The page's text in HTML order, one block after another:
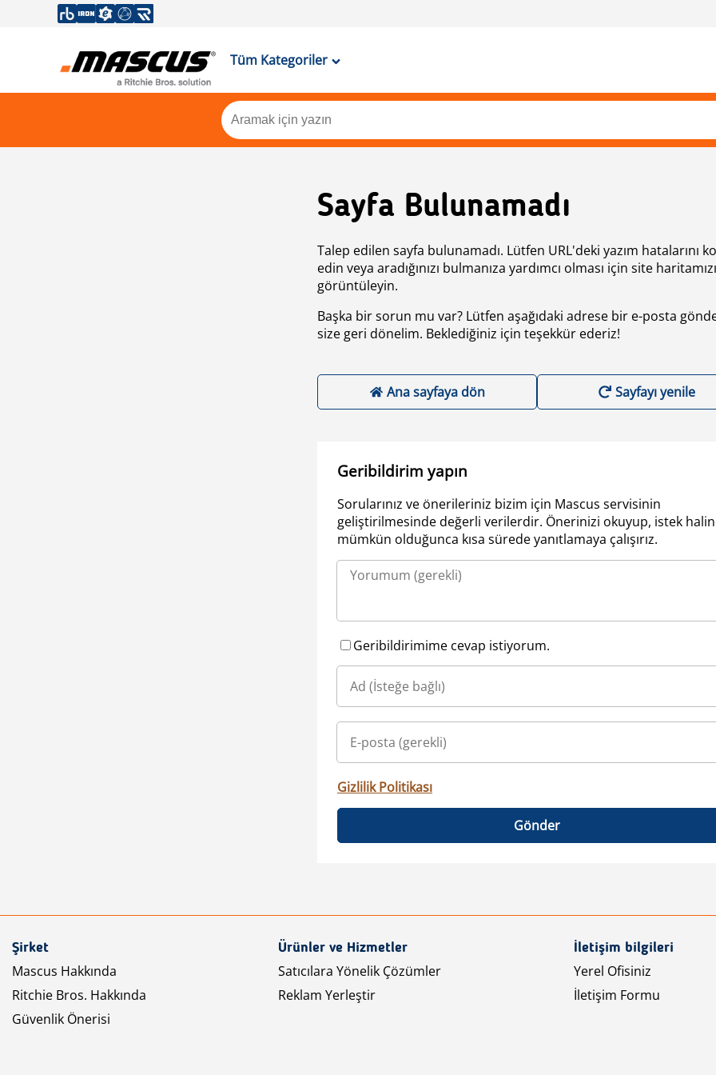
Tüm Kategoriler
Sayfa Bulunamadı
Talep edilen sayfa bulunamadı. Lütfen URL'deki yazım hatalarını
edin veya aradığınızı bulmanıza yardımcı olması için site haritamızı
görüntüleyin.
Başka bir sorun mu var? Lütfen aşağıdaki adrese bir e-posta
size geri dönelim. Beklediğiniz için teşekkür ederiz!
Ana sayfaya dön Sayfayı yenile
Geribildirim yapın
Sorularınız ve önerileriniz bizim için Mascus servisinin
geliştirilmesinde değerli verilerdir. Önerinizi okuyup, istek
mümkün olduğunca kısa sürede yanıtlamaya çalışırız.
Geribildirimime cevap istiyorum.
Gizlilik Politikası
Gönder
Şirket
Mascus Hakkında
Ritchie Bros. Hakkında
Güvenlik Önerisi
Ürünler ve Hizmetler
Satıcılara Yönelik Çözümler
Reklam Yerleştir
İletişim bilgileri
Yerel Ofisiniz
İletişim Formu